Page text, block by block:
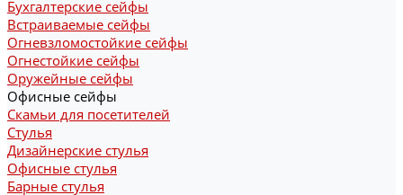
Бухгалтерские сейфы
Встраиваемые сейфы
Огневзломостойкие сейфы
Огнестойкие сейфы
Оружейные сейфы
Офисные сейфы
Скамьи для посетителей
Стулья
Дизайнерские стулья
Офисные стулья
Барные стулья